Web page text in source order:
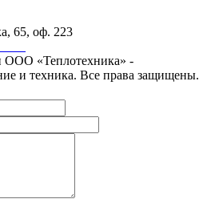
65, оф. 223
ООО «Теплотехника» -
и техника. Все права защищены.